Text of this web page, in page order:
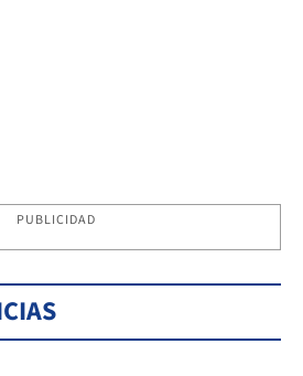
PUBLICIDAD